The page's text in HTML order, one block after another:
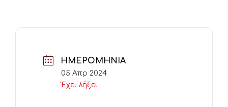
ΗΜΕΡΟΜΗΝΊΑ
05 Απρ 2024
Έχει λήξει